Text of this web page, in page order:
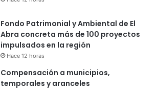
Fondo Patrimonial y Ambiental de El
Abra concreta más de 100 proyectos
impulsados en la región
Hace 12 horas
Compensación a municipios,
temporales y aranceles